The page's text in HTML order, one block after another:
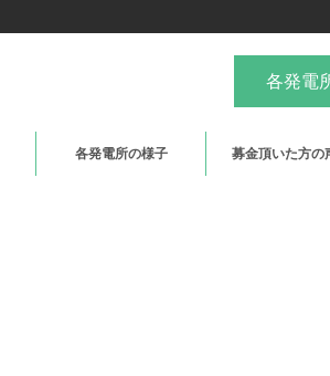
各発電
各発電所の様子 募金頂いた方の